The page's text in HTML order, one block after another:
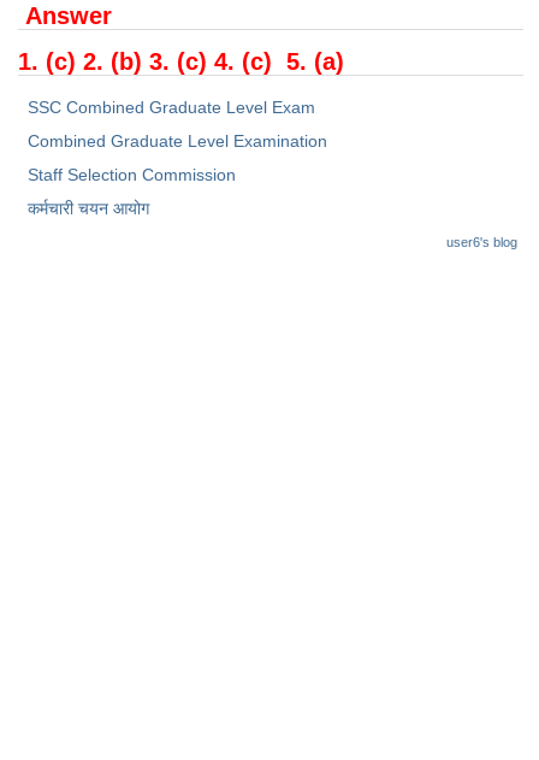
CAPF / Delhi Police - SI (CPO)
SSC Exam Vacancies
ACIO (IB) Exam
Answer
1. (c) 2. (b) 3. (c) 4. (c) 5. (a)
SSC Combined Graduate Level Exam
Combined Graduate Level Examination
Staff Selection Commission
कर्मचारी चयन आयोग
user6's blog